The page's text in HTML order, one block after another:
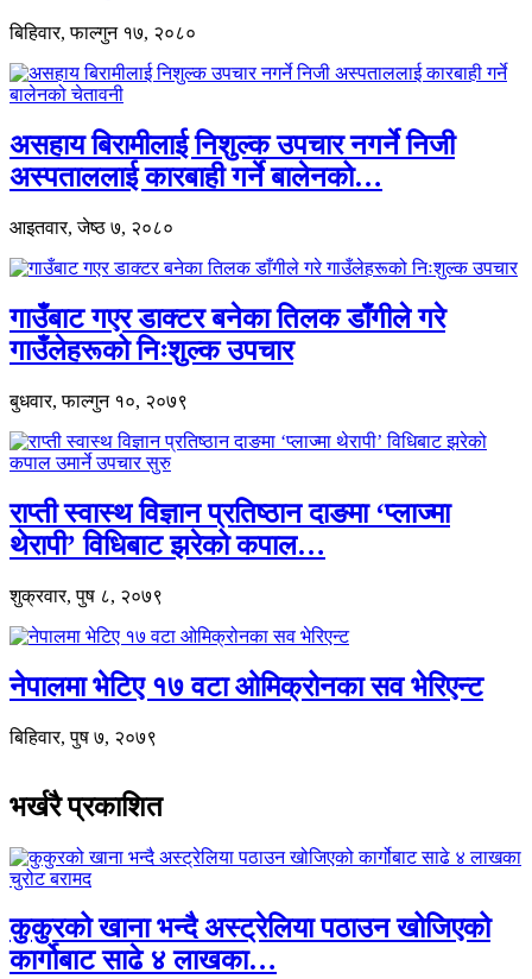
बिहिवार, फाल्गुन १७, २०८०
असहाय बिरामीलाई निशुल्क उपचार नगर्ने निजी
अस्पताललाई कारबाही गर्ने बालेनको…
आइतवार, जेष्ठ ७, २०८०
गाउँबाट गएर डाक्टर बनेका तिलक डाँगीले गरे
गाउँलेहरूको निःशुल्क उपचार
बुधवार, फाल्गुन १०, २०७९
राप्ती स्वास्थ विज्ञान प्रतिष्ठान दाङमा ‘प्लाज्मा
थेरापी’ विधिबाट झरेको कपाल…
शुक्रवार, पुष ८, २०७९
नेपालमा भेटिए १७ वटा ओमिक्रोनका सव भेरिएन्ट
बिहिवार, पुष ७, २०७९
भर्खरै प्रकाशित
कुकुरको खाना भन्दै अस्ट्रेलिया पठाउन खोजिएको
कार्गोबाट साढे ४ लाखका…